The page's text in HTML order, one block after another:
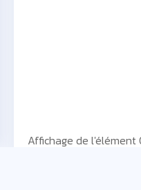
Affichage de